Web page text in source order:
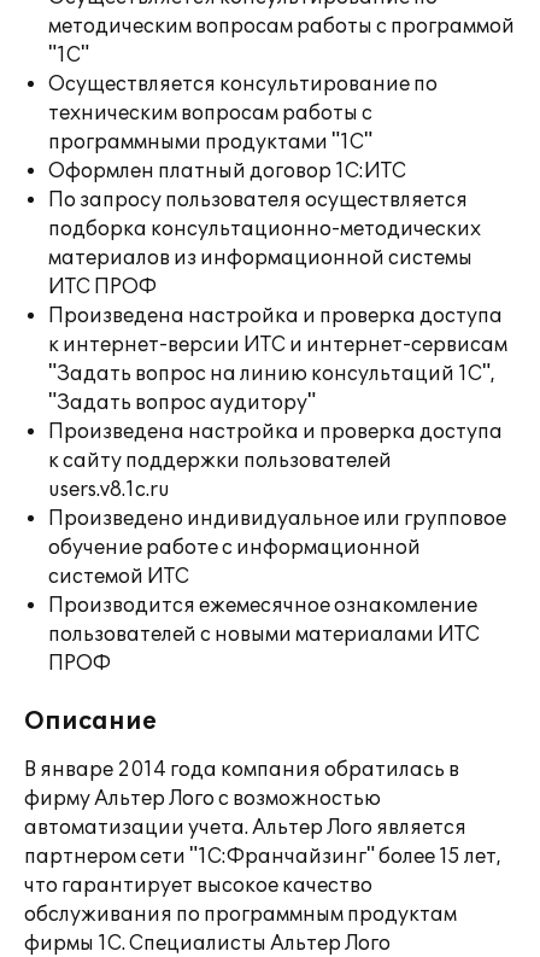
методическим вопросам работы с программой
"1С"
Осуществляется консультирование по
техническим вопросам работы с
программными продуктами "1С"
Оформлен платный договор 1С:ИТС
По запросу пользователя осуществляется
подборка консультационно-методических
материалов из информационной системы
ИТС ПРОФ
Произведена настройка и проверка доступа
к интернет-версии ИТС и интернет-сервисам
"Задать вопрос на линию консультаций 1С",
"Задать вопрос аудитору"
Произведена настройка и проверка доступа
к сайту поддержки пользователей
users.v8.1c.ru
Произведено индивидуальное или групповое
обучение работе с информационной
системой ИТС
Производится ежемесячное ознакомление
пользователей с новыми материалами ИТС
ПРОФ
Описание
В январе 2014 года компания обратилась в
фирму Альтер Лого с возможностью
автоматизации учета. Альтер Лого является
партнером сети "1С:Франчайзинг" более 15 лет,
что гарантирует высокое качество
обслуживания по программным продуктам
фирмы 1С. Специалисты Альтер Лого